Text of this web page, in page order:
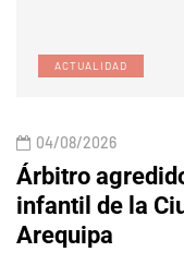
ACTUALIDAD
04/08/2026
Árbitro
infantil de la
Arequipa